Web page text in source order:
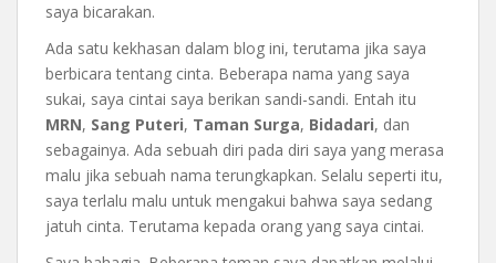
saya bicarakan.
Ada satu kekhasan dalam blog ini, terutama jika saya
berbicara tentang cinta. Beberapa nama yang saya
sukai, saya cintai saya berikan sandi-sandi. Entah itu
MRN, Sang Puteri, Taman Surga, Bidadari, dan
sebagainya. Ada sebuah diri pada diri saya yang merasa
malu jika sebuah nama terungkapkan. Selalu seperti itu,
saya terlalu malu untuk mengakui bahwa saya sedang
jatuh cinta. Terutama kepada orang yang saya cintai.